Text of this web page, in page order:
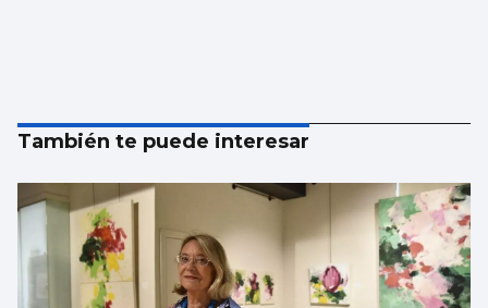
También te puede interesar